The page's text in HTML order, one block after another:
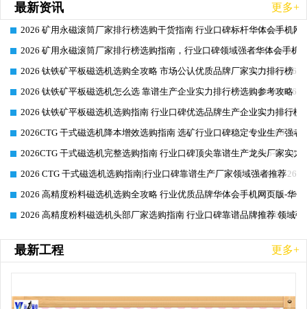
最新资讯 更多+
2026-06-26
2026 矿用永磁滚筒厂家排行榜选购干货指南 行业口碑标杆华体会手机网
2026-06-26
2026 矿用永磁滚筒厂家排行榜选购指南，行业口碑领域强者华体会手机
2026-06-26
2026 钛铁矿平板磁选机选购全攻略 市场公认优质品牌厂家实力排行榜
2026-06-26
2026 钛铁矿平板磁选机怎么选 靠谱生产企业实力排行榜选购参考攻略
2026-06-26
2026 钛铁矿平板磁选机选购指南 行业口碑优选品牌生产企业实力排行榜
2026-06-26
2026CTG 干式磁选机降本增效选购指南 选矿行业口碑稳定专业生产强者
2026-06-26
2026CTG 干式磁选机完整选购指南 行业口碑顶尖靠谱生产龙头厂家实力
2026-06-26
2026 CTG 干式磁选机选购指南|行业口碑靠谱生产厂家领域强者推荐
2026-06-26
2026 高精度粉料磁选机选购全攻略 行业优质品牌华体会手机网页版-华
2026-06-26
2026 高精度粉料磁选机头部厂家选购指南 行业口碑靠谱品牌推荐 领域
最新工程 更多+